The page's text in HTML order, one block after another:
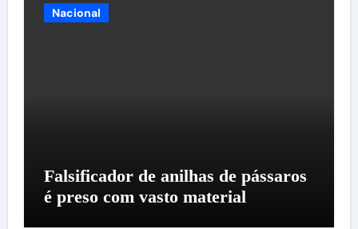
Nacional
Falsificador de anilhas de pássaros
é preso com vasto material